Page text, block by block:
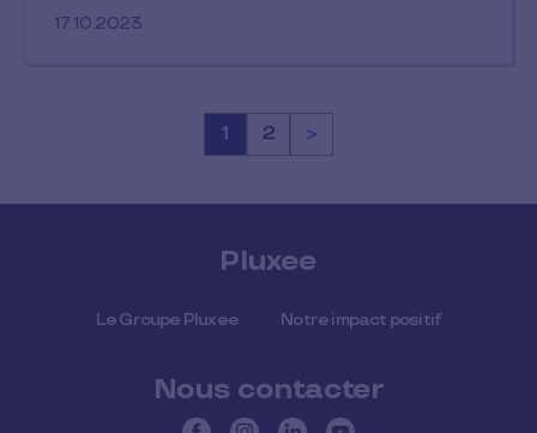
17.10.2023
Page
1 Page
2 >
Pluxee
Le Groupe Pluxee Notre impact positif
Nous contacter